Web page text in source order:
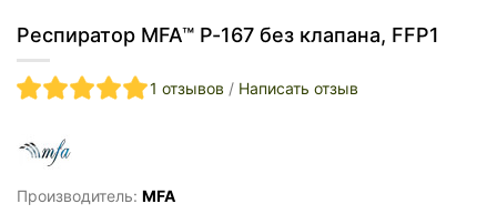
Респиратор MFA™ P-167 без клапана, FFP1
1 отзывов / Написать отзыв
Производитель: MFA